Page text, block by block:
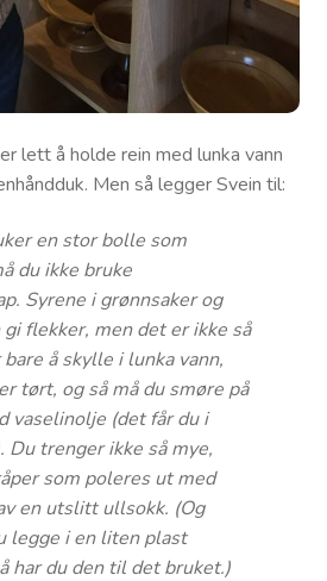
lett å holde rein med lunka vann
Men så legger Svein til:
en stor bolle som
du ikke bruke
Syrene i grønnsaker og
flekker, men det er ikke så
å skylle i lunka vann,
tørt, og så må du smøre på
vaselinolje (det får du i
Du trenger ikke så mye,
som poleres ut med
en utslitt ullsokk. (Og
legge i en liten plast
har du den til det bruket.)